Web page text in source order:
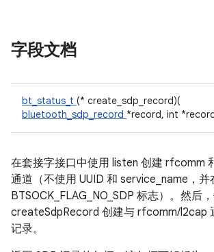
字段文档
bt_status_t (* create_sdp_record)(
bluetooth_sdp_record *record, int
在套接字接口中使用 listen 创建 rfcomm
通道（不使用 UUID 和 service_name，
BTSOCK_FLAG_NO_SDP 标志）。然后
createSdpRecord 创建与 rfcomm/l2cap
记录。